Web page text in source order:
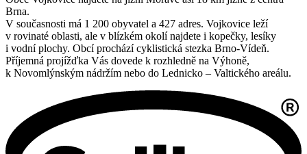
Brna.
V současnosti má 1 200 obyvatel a 427 adres. Vojkovice leží
v rovinaté oblasti, ale v blízkém okolí najdete i kopečky, lesíky
i vodní plochy. Obcí prochází cyklistická stezka Brno-Vídeň.
Příjemná projížďka Vás dovede k rozhledně na Výhoně,
k Novomlýnským nádržím nebo do Lednicko – Valtického areálu.